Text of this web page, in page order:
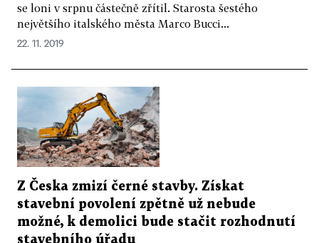
se loni v srpnu částečně zřítil. Starosta šestého
největšího italského města Marco Bucci...
22. 11. 2019
Z Česka zmizí černé stavby. Získat
stavební povolení zpětně už nebude
možné, k demolici bude stačit rozhodnutí
stavebního úřadu